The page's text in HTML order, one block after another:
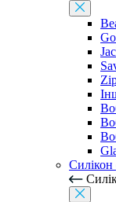
Силікон